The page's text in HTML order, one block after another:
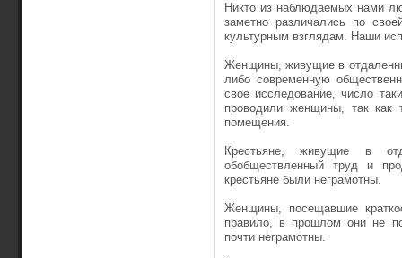
Никто из наблюдаемых нами
заметно различались по
культурным взглядам. Наши
Женщины, живущие в
либо современную
свое исследование, число
проводили женщины, так как
помещения.
Крестьяне, живущие в
обобществленный труд и
крестьяне были неграмотны.
Женщины, посещавшие
правило, в прошлом они не
почти неграмотны.